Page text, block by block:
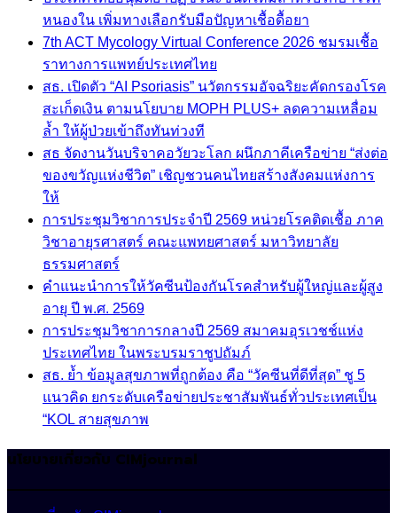
หนองใน เพิ่มทางเลือกรับมือปัญหาเชื้อดื้อยา
7th ACT Mycology Virtual Conference 2026 ชมรมเชื้อ
ราทางการแพทย์ประเทศไทย
สธ. เปิดตัว “AI Psoriasis” นวัตกรรมอัจฉริยะคัดกรองโรค
สะเก็ดเงิน ตามนโยบาย MOPH PLUS+ ลดความเหลื่อม
ล้ำ ให้ผู้ป่วยเข้าถึงทันท่วงที
สธ จัดงานวันบริจาคอวัยวะโลก ผนึกภาคีเครือข่าย “ส่งต่อ
ของขวัญแห่งชีวิต” เชิญชวนคนไทยสร้างสังคมแห่งการ
ให้
การประชุมวิชาการประจำปี 2569 หน่วยโรคติดเชื้อ ภาค
วิชาอายุรศาสตร์ คณะแพทยศาสตร์ มหาวิทยาลัย
ธรรมศาสตร์
คำแนะนำการให้วัคซีนป้องกันโรคสำหรับผู้ใหญ่และผู้สูง
อายุ ปี พ.ศ. 2569
การประชุมวิชาการกลางปี 2569 สมาคมอุรเวชช์แห่ง
ประเทศไทย ในพระบรมราชูปถัมภ์
สธ. ย้ำ ข้อมูลสุขภาพที่ถูกต้อง คือ “วัคซีนที่ดีที่สุด” ชู 5
แนวคิด ยกระดับเครือข่ายประชาสัมพันธ์ทั่วประเทศเป็น
“KOL สายสุขภาพ
นโยบายเกี่ยวกับ CIMjournal